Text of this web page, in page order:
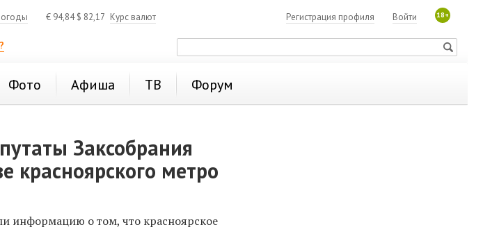
€ 94,84$ 82,17 Курс валют 18+
Войти
Регистрация профиля
Фото Афиша ТВ Форум
Заксобрания
красноярского метро
информацию о том, что красноярское